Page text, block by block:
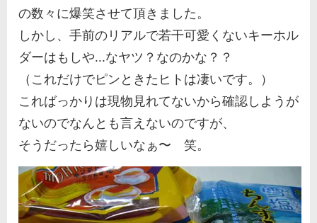
の数々に爆笑させて頂きました。
しかし、手前のリアルで若干可愛くないキーホル
ダーはもしや...なヤツ？なのかな？？
（これだけでピンときたヒトは凄いです。）
こればっかりは現物見れてないから確認しようが
ないのでなんとも言えないのですが、
そうだったら嬉しいなぁ〜 笑。